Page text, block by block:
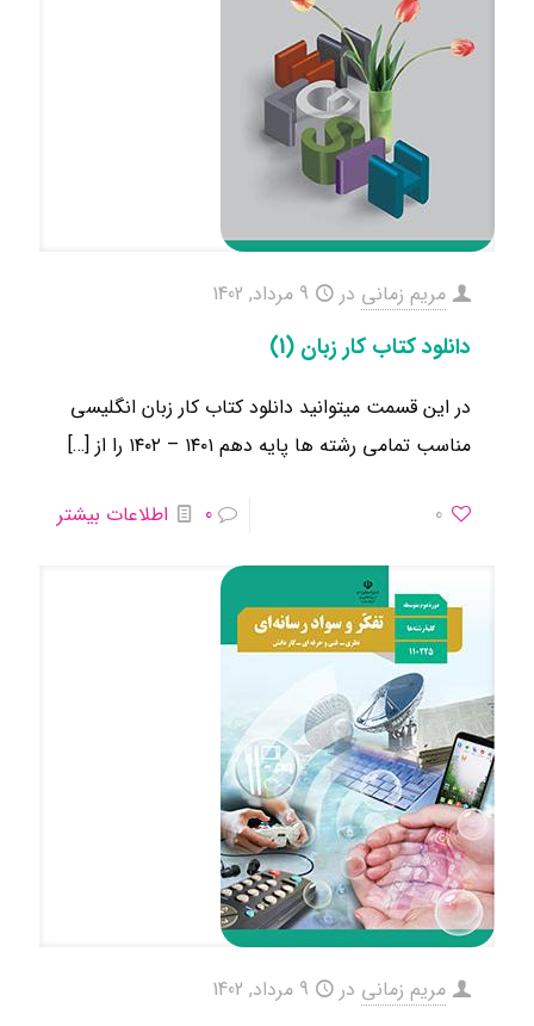
مریم زمانی در 9 مرداد, 1402
دانلود کتاب کار زبان (1)
در این قسمت میتوانید دانلود کتاب کار زبان انگلیسی
مناسب تمامی رشته ها ​پایه دهم ۱۴۰۱ – ۱۴۰۲ را از
[…]
0
0 اطلاعات بیشتر
مریم زمانی در 9 مرداد, 1402